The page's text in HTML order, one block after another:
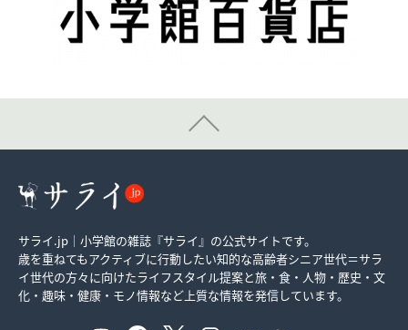
サライ.jp｜小学館の雑誌『サライ』の公式サイトです。
歳を重ねてもアクティブに行動したい知的な高齢者シニア世代＝サラ
イ世代の方々に向けたライフスタイル提案と旅・食・人物・歴史・文
化・趣味・健康・モノ情報など上質な情報を発信しています。